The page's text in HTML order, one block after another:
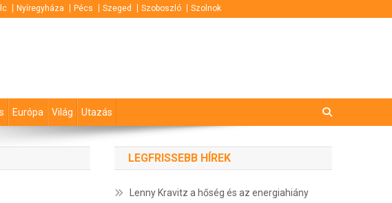
Nyíregyháza Pécs Szeged Szoboszló Szolnok
Európa Világ Utazás
LEGFRISSEBB HÍREK
Lenny Kravitz a hőség és az energiahiány